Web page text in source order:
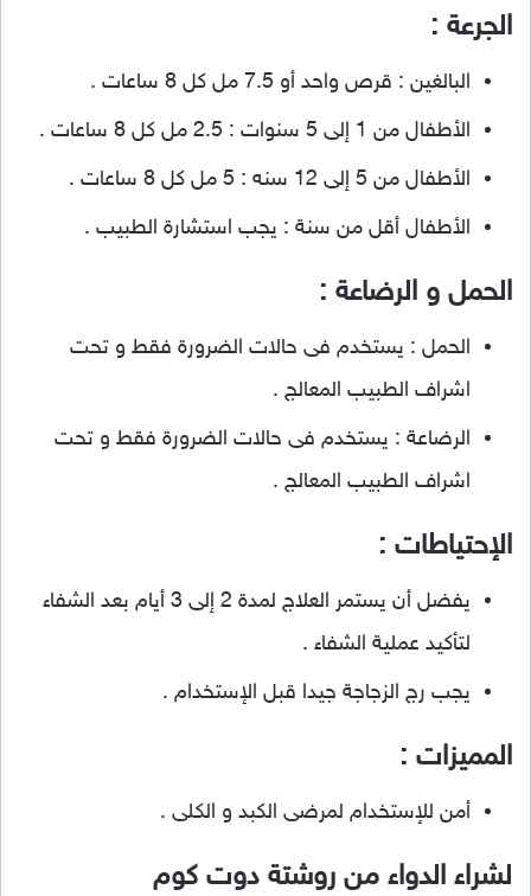
الجرعة :
البالغين : قرص واحد أو 7.5 مل كل 8 ساعات .
الأطفال من 1 إلى 5 سنوات : 2.5 مل كل 8 ساعات .
الأطفال من 5 إلى 12 سنه : 5 مل كل 8 ساعات .
الأطفال أقل من سنة : يجب استشارة الطبيب .
الحمل و الرضاعة :
الحمل : يستخدم فى حالات الضرورة فقط و تحت
اشراف الطبيب المعالج .
الرضاعة : يستخدم فى حالات الضرورة فقط و تحت
اشراف الطبيب المعالج .
الإحتياطات :
يفضل أن يستمر العلاج لمدة 2 إلى 3 أيام بعد الشفاء
لتأكيد عملية الشفاء .
يجب رج الزجاجة جيدا قبل الإستخدام .
المميزات :
أمن للإستخدام لمرضى الكبد و الكلى .
لشراء الدواء من روشتة دوت كوم